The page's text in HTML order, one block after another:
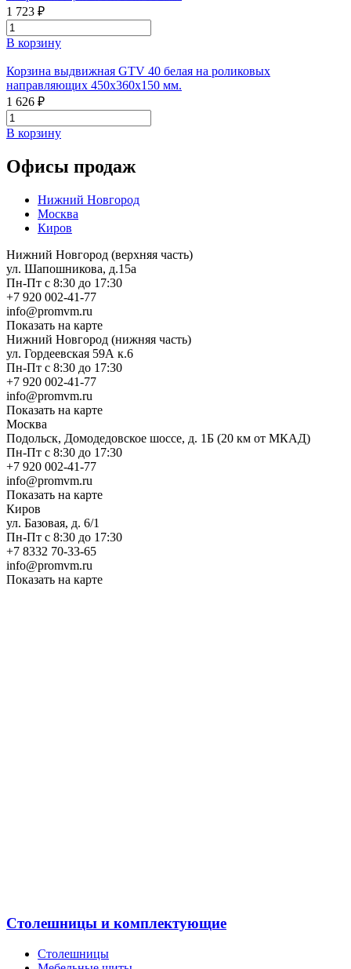
1 723 ₽
В корзину
Корзина выдвижная GTV 40 белая на роликовых
направляющих 450х360х150 мм.
1 626 ₽
В корзину
Офисы продаж
Нижний Новгород
Москва
Киров
Нижний Новгород (верхняя часть)
ул. Шапошникова, д.15а
Пн-Пт с 8:30 до 17:30
+7 920 002-41-77
info@promvm.ru
Показать на карте
Нижний Новгород (нижняя часть)
ул. Гордеевская 59А к.6
Пн-Пт с 8:30 до 17:30
+7 920 002-41-77
info@promvm.ru
Показать на карте
Москва
Подольск, Домодедовское шоссе, д. 1Б (20 км от МКАД)
Пн-Пт с 8:30 до 17:30
+7 920 002-41-77
info@promvm.ru
Показать на карте
Киров
ул. Базовая, д. 6/1
Пн-Пт с 8:30 до 17:30
+7 8332 70-33-65
info@promvm.ru
Показать на карте
Столешницы и комплектующие
Столешницы